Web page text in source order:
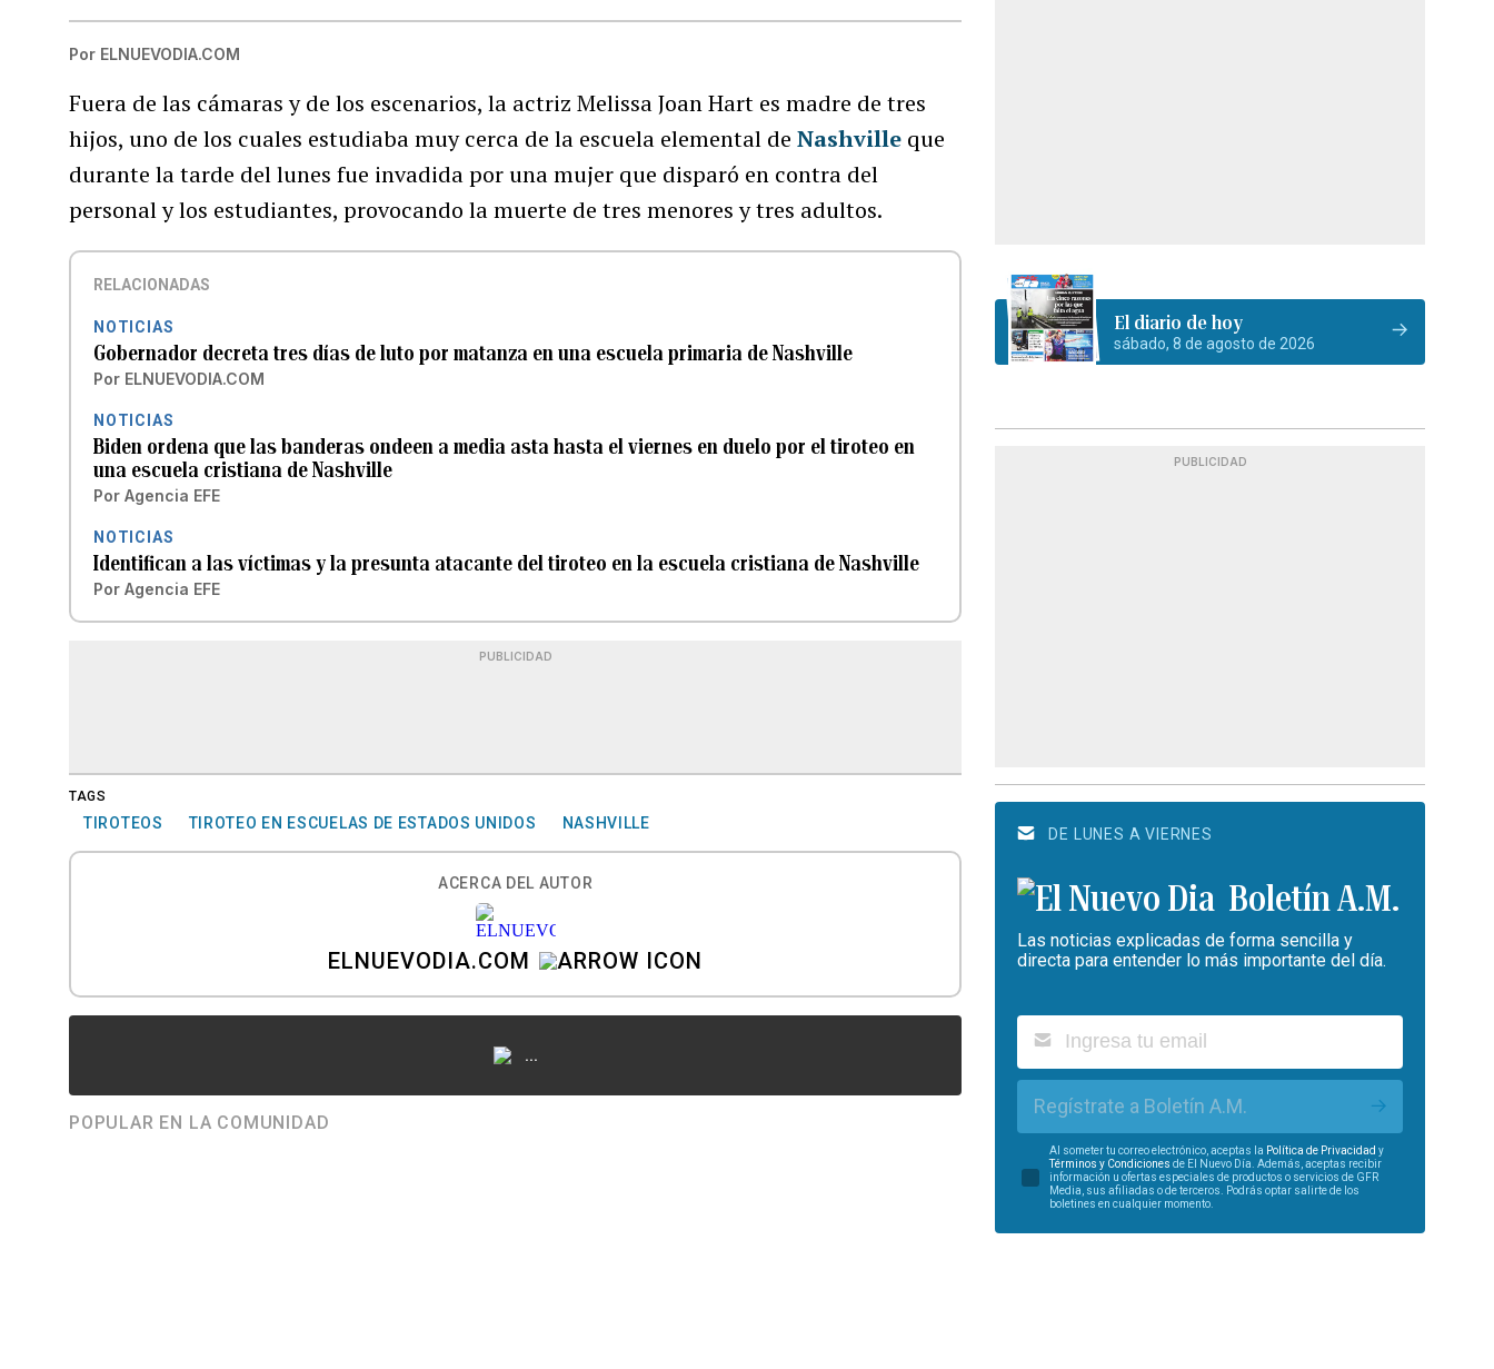
Por ELNUEVODIA.COM
Fuera de las cámaras y de los escenarios, la actriz Melissa Joan Hart es madre de tres
hijos, uno de los cuales estudiaba muy cerca de la escuela elemental deNashville que
durante la tarde del lunes fue invadida por una mujer que disparó en contra del
personal y los estudiantes, provocando la muerte de tres menores y tres adultos.
RELACIONADAS
NOTICIAS
Gobernador decreta tres días de luto por matanza en una escuela primaria de Nashville
Por ELNUEVODIA.COM
NOTICIAS
Biden ordena que las banderas ondeen a media asta hasta el viernes en duelo por el tiroteo en
una escuela cristiana de Nashville
Por Agencia EFE
NOTICIAS
Identifican a las víctimas y la presunta atacante del tiroteo en la escuela cristiana de Nashville
Por Agencia EFE
PUBLICIDAD
TAGS
TIROTEOS TIROTEO EN ESCUELAS DE ESTADOS UNIDOS NASHVILLE
ACERCA DEL AUTOR
ELNUEVODIA.COM
...
POPULAR EN LA COMUNIDAD
El diario de hoy
sábado, 8 de agosto de 2026
PUBLICIDAD
DE LUNES A VIERNES
Boletín A.M.
Las noticias explicadas de forma sencilla y
directa para entender lo más importante del día.
Regístrate a Boletín A.M.
Al someter tu correo electrónico, aceptas la Política de Privacidad y
Términos y Condiciones de El Nuevo Día. Además, aceptas recibir
información u ofertas especiales de productos o servicios de GFR
Media, sus afiliadas o de terceros. Podrás optar salirte de los
boletines en cualquier momento.